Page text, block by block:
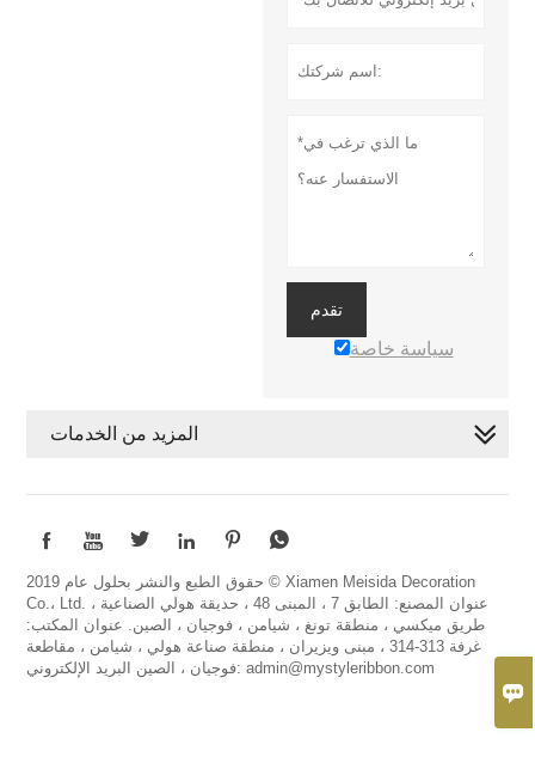

تقدم
سياسة خاصة
المزيد من الخدمات
     
حقوق الطبع والنشر بحلول عام 2019 © Xiamen Meisida Decoration
Co.، Ltd. عنوان المصنع: الطابق 7 ، المبنى 48 ، حديقة هولي الصناعية ،
طريق ميكسي ، منطقة تونغ ، شيامن ، فوجيان ، الصين. عنوان المكتب:
غرفة 313-314 ، مبنى ويزيران ، منطقة صناعة هولي ، شيامن ، مقاطعة
فوجيان ، الصين البريد الإلكتروني: admin@mystyleribbon.com